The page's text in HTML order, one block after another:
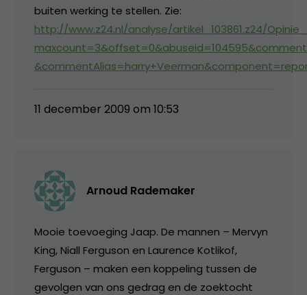
buiten werking te stellen. Zie:
http://www.z24.nl/analyse/artikel_103861.z24/
11 december 2009 om 10:53
Arnoud Rademaker
Mooie toevoeging Jaap. De mannen – Mervyn
King, Niall Ferguson en Laurence Kotlikof,
Ferguson – maken een koppeling tussen de
gevolgen van ons gedrag en de zoektocht